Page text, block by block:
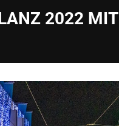
2022 MIT